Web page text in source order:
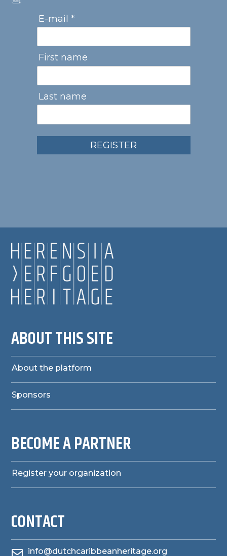
E-mail *
First name
Last name
REGISTER
ABOUT THIS SITE
About the platform
Sponsors
BECOME A PARTNER
Register your organization
CONTACT
 info@dutchcaribbeanheritage.org